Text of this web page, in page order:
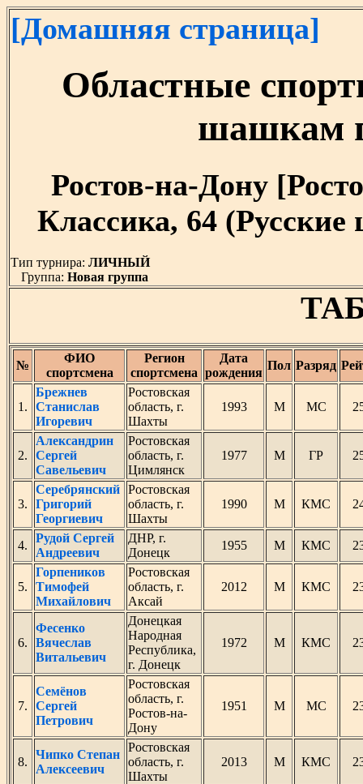
[Домашняя страница]
Областные
шашкам
Ростов-на-Дону
Классика, 64
Тип турнира: ЛИЧНЫЙ
Группа: Новая группа
№
ФИО
спортсмена
Регион
спортсмена
Дата
рождения
Пол Разряд
1.
Брежнев
Станислав
Игоревич
Ростовская
область, г.
Шахты
1993 М МС
2.
Александрин
Сергей
Савельевич
Ростовская
область, г.
Цимлянск
1977 М ГР
3.
Серебрянский
Григорий
Георгиевич
Ростовская
область, г.
Шахты
1990 М КМС
4.
Рудой Сергей
Андреевич
ДНР, г.
Донецк
1955 М КМС
5.
Горпеников
Тимофей
Михайлович
Ростовская
область, г.
Аксай
2012 М КМС
6.
Фесенко
Вячеслав
Витальевич
Донецкая
Народная
Республика,
г. Донецк
1972 М КМС
7.
Семёнов
Сергей
Петрович
Ростовская
область, г.
Ростов-на-
Дону
1951 М МС
8.
Чипко Степан
Алексеевич
Ростовская
область, г.
Шахты
2013 М КМС